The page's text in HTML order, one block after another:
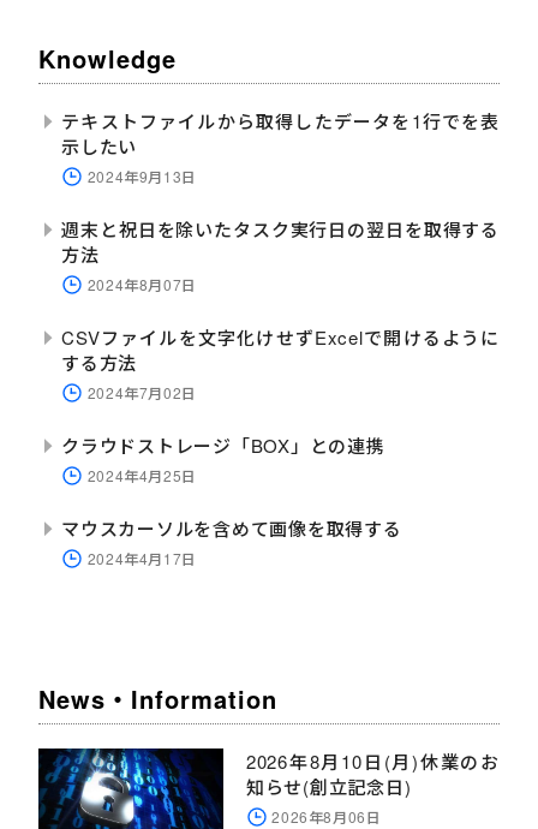
Knowledge
テキストファイルから取得したデータを1行でを表
示したい
2024年9月13日
週末と祝日を除いたタスク実行日の翌日を取得する
方法
2024年8月07日
CSVファイルを文字化けせずExcelで開けるように
する方法
2024年7月02日
クラウドストレージ「BOX」との連携
2024年4月25日
マウスカーソルを含めて画像を取得する
2024年4月17日
News・Information
2026年8月10日(月)休業のお
知らせ(創立記念日)
2026年8月06日